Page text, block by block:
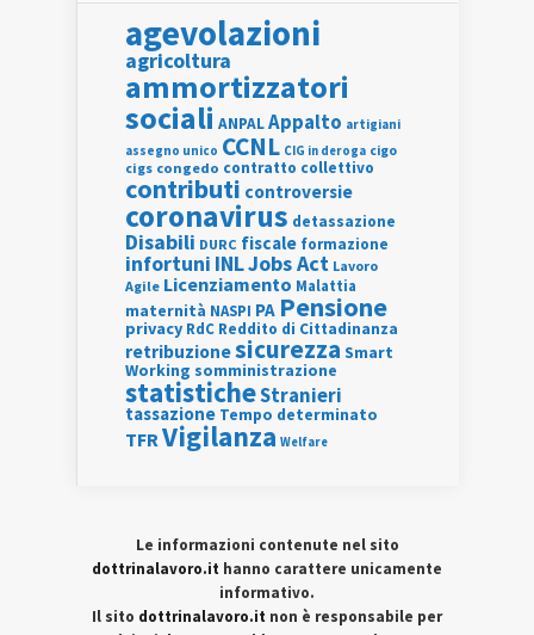
agevolazioni
agricoltura
ammortizzatori
sociali ANPALAppalto artigiani
assegno unico CCNL CIG in deroga cigo
cigs congedo contratto collettivo
contributi controversie
coronavirus detassazione
Disabili DURC fiscale formazione
infortuni INLJobs Act Lavoro
Agile Licenziamento Malattia
maternità NASPI PA Pensione
privacy RdC Reddito di Cittadinanza
retribuzionesicurezza Smart
Working somministrazione
statisticheStranieri
tassazione Tempo determinato
TFRVigilanza Welfare
Le informazioni contenute nel sito
dottrinalavoro.it hanno carattere unicamente
informativo.
Il sito dottrinalavoro.it non è responsabile per